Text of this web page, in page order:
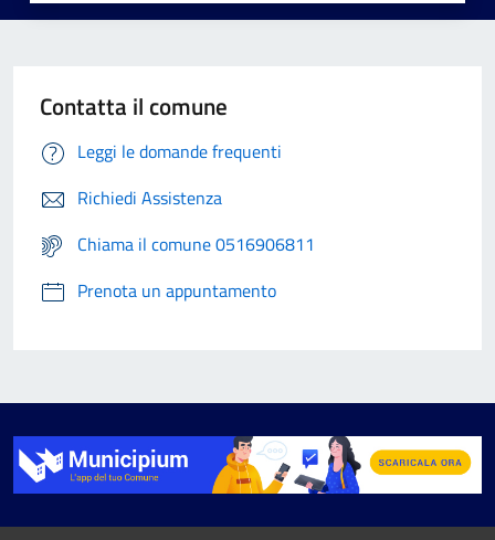
Contatta il comune
Leggi le domande frequenti
Richiedi Assistenza
Chiama il comune 0516906811
Prenota un appuntamento